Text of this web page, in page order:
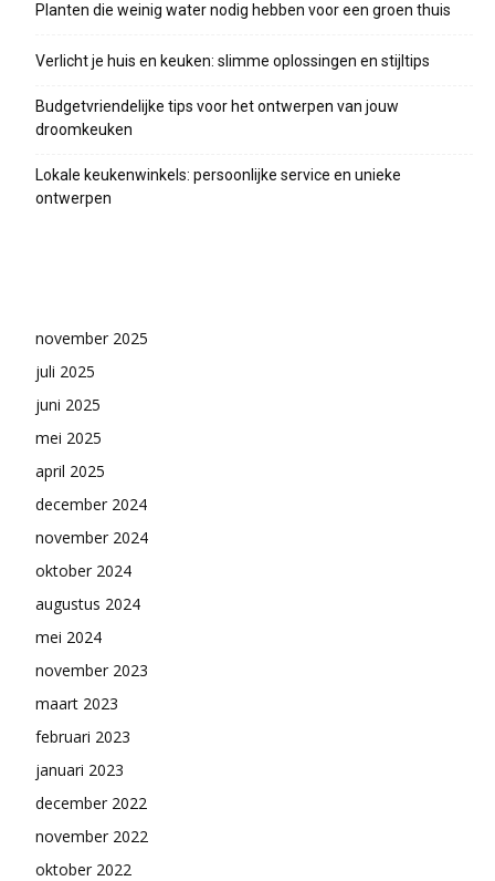
Planten die weinig water nodig hebben voor een groen thuis
Verlicht je huis en keuken: slimme oplossingen en stijltips
Budgetvriendelijke tips voor het ontwerpen van jouw
droomkeuken
Lokale keukenwinkels: persoonlijke service en unieke
ontwerpen
november 2025
juli 2025
juni 2025
mei 2025
april 2025
december 2024
november 2024
oktober 2024
augustus 2024
mei 2024
november 2023
maart 2023
februari 2023
januari 2023
december 2022
november 2022
oktober 2022